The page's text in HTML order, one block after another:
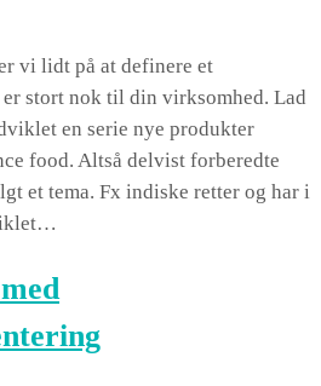
vi lidt på at definere et
er stort nok til din virksomhed. Lad
en serie nye produkter
food. Altså delvist forberedte
et tema. Fx indiske retter og har i